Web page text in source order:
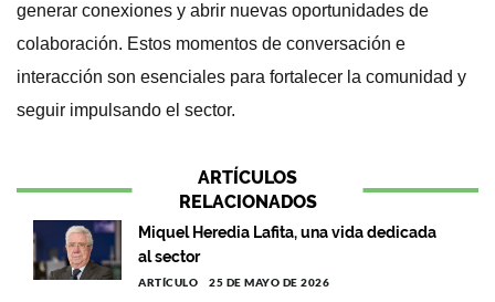
generar conexiones y abrir nuevas oportunidades de
colaboración. Estos momentos de conversación e
interacción son esenciales para fortalecer la comunidad y
seguir impulsando el sector.
ARTÍCULOS
RELACIONADOS
Miquel Heredia Lafita, una vida dedicada
al sector
ARTÍCULO 25 DE MAYO DE 2026